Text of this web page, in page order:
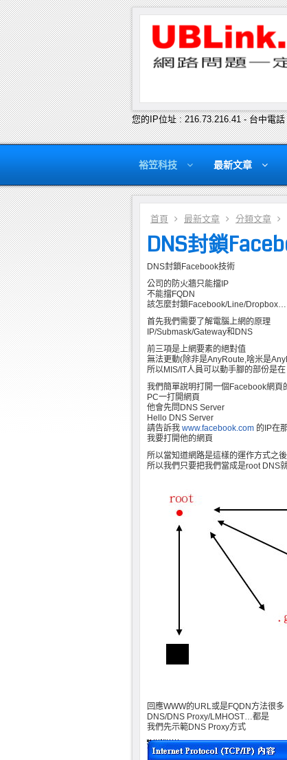
您的IP位址 : 216.73.216.41 - 台中電
裕笠科技 最新文章
首頁 最新文章 分類文章
DNS封鎖
DNS封鎖Facebook技術
公司的防火牆只能擋IP
不能擋FQDN
該怎麼封鎖Facebook/Line/Dropbox…
首先我們需要了解電腦上網的原理
IP/Submask/Gateway和DNS
前三項是上網要素的絕對值
無法更動(除非是AnyRoute,啥米是
所以MIS/IT人員可以動手腳的部份是
我們簡單說明打開一個Facebook網頁
PC一打開網頁
他會先問DNS Server
Hello DNS Server
請告訴我 www.facebook.com 的IP在
我要打開他的網頁
所以當知道網路是這樣的運作方式之
所以我們只要把我們當成是root DNS
回應WWW的URL或是FQDN方法很多
DNS/DNS Proxy/LMHOST…都是
我們先示範DNS Proxy方式